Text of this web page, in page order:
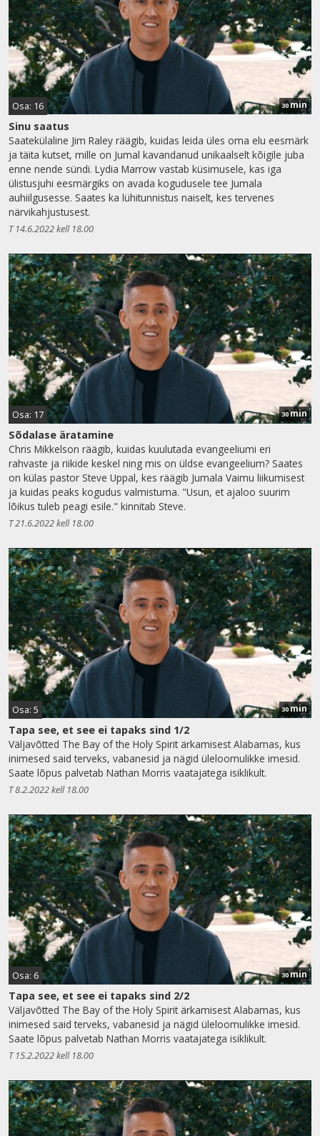
Osa: 16 30min
Sinu saatus
Saatekülaline Jim Raley räägib, kuidas leida üles oma elu eesmärk
ja täita kutset, mille on Jumal kavandanud unikaalselt kõigile juba
enne nende sündi. Lydia Marrow vastab küsimusele, kas iga
ülistusjuhi eesmärgiks on avada kogudusele tee Jumala
auhiilgusesse. Saates ka lühitunnistus naiselt, kes tervenes
närvikahjustusest.
T 14.6.2022 kell 18.00
Osa: 17 30min
Sõdalase äratamine
Chris Mikkelson räägib, kuidas kuulutada evangeeliumi eri
rahvaste ja riikide keskel ning mis on üldse evangeelium? Saates
on külas pastor Steve Uppal, kes räägib Jumala Vaimu liikumisest
ja kuidas peaks kogudus valmistuma. "Usun, et ajaloo suurim
lõikus tuleb peagi esile." kinnitab Steve.
T 21.6.2022 kell 18.00
Osa: 5 30min
Tapa see, et see ei tapaks sind 1/2
Väljavõtted The Bay of the Holy Spirit ärkamisest Alabamas, kus
inimesed said terveks, vabanesid ja nägid üleloomulikke imesid.
Saate lõpus palvetab Nathan Morris vaatajatega isiklikult.
T 8.2.2022 kell 18.00
Osa: 6 30min
Tapa see, et see ei tapaks sind 2/2
Väljavõtted The Bay of the Holy Spirit ärkamisest Alabamas, kus
inimesed said terveks, vabanesid ja nägid üleloomulikke imesid.
Saate lõpus palvetab Nathan Morris vaatajatega isiklikult.
T 15.2.2022 kell 18.00